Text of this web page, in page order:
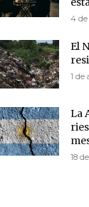
4 de
El
1 de
La
18